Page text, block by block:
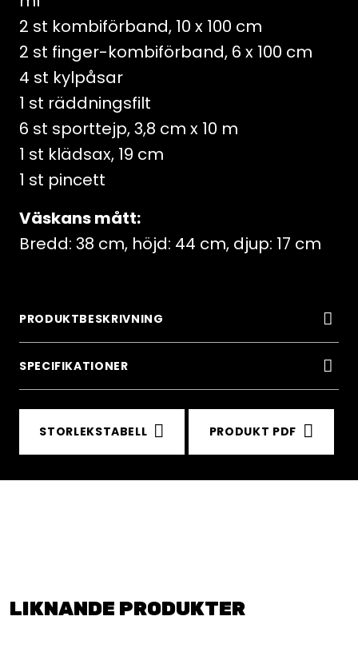
2 st kombiförband, 10 x 100 cm
2 st finger-kombiförband, 6 x 100 cm
4 st kylpåsar
1 st räddningsfilt
6 st sporttejp, 3,8 cm x 10 m
1 st klädsax, 19 cm
1 st pincett
Väskans mått:
Bredd: 38 cm, höjd: 44 cm, djup: 17 cm
PRODUKTBESKRIVNING
SPECIFIKATIONER
STORLEKSTABELL PRODUKT PDF
LIKNANDE PRODUKTER